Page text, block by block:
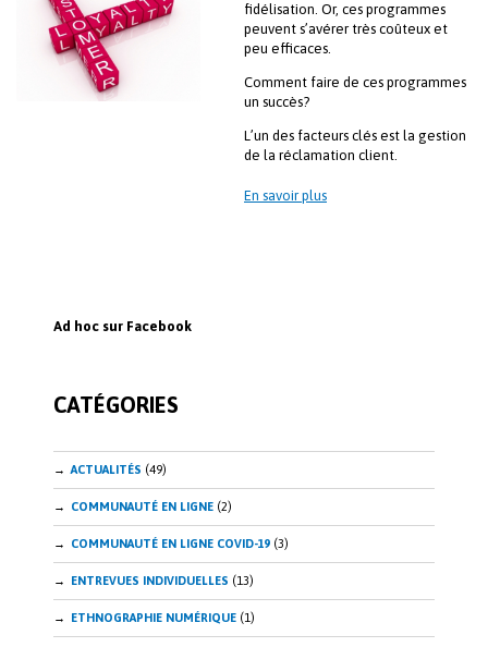
fidélisation. Or, ces programmes
peuvent s’avérer très coûteux et
peu efficaces.
Comment faire de ces programmes
un succès?
L’un des facteurs clés est la gestion
de la réclamation client.
En savoir plus
Ad hoc sur Facebook
CATÉGORIES
ACTUALITÉS (49)
COMMUNAUTÉ EN LIGNE (2)
COMMUNAUTÉ EN LIGNE COVID-19 (3)
ENTREVUES INDIVIDUELLES (13)
ETHNOGRAPHIE NUMÉRIQUE (1)